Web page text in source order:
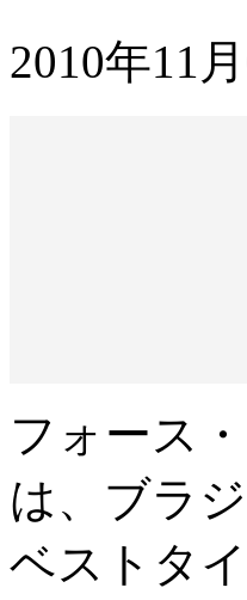
2010年11
フォース
は、ブラ
ベストタ